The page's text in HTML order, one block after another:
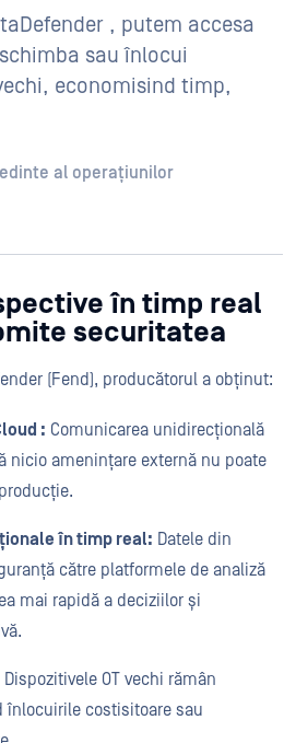
, putem accesa
sau înlocui
economisind timp,
al operațiunilor
în timp real
securitatea
(Fend), producătorul a obținut:
: Comunicarea unidirecțională
nicio amenințare externă nu poate
în timp real: Datele din
către platformele de analiză
mai rapidă a deciziilor și
Dispozitivele OT vechi rămân
înlocuirile costisitoare sau